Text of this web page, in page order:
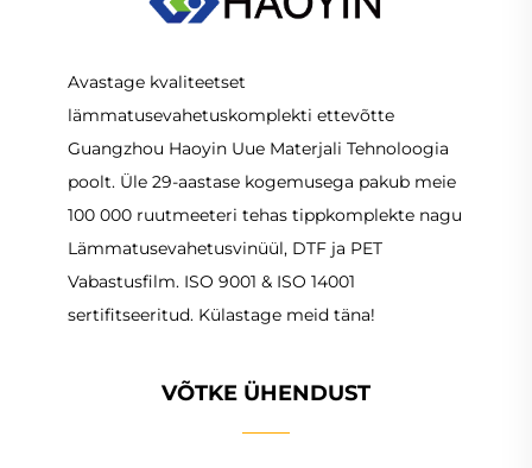
Avastage kvaliteetset
lämmatusevahetuskomplekti ettevõtte
Guangzhou Haoyin Uue Materjali Tehnoloogia
poolt. Üle 29-aastase kogemusega pakub meie
100 000 ruutmeeteri tehas tippkomplekte nagu
Lämmatusevahetusvinüül, DTF ja PET
Vabastusfilm. ISO 9001 & ISO 14001
sertifitseeritud. Külastage meid täna!
VÕTKE ÜHENDUST